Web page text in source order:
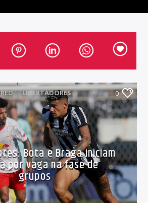
LIBERTADORES 0
Bota e Braga iniciam
por vaga na fase de
grupos